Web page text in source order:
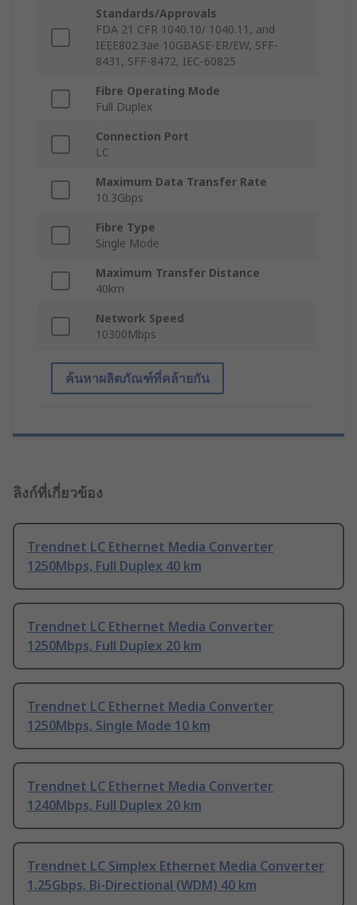
Standards/Approvals
FDA 21 CFR 1040.10/ 1040.11, and
IEEE802.3ae 10GBASE-ER/EW, SFF-
8431, SFF-8472, IEC-60825
Fibre Operating Mode
Full Duplex
Connection Port
LC
Maximum Data Transfer Rate
10.3Gbps
Fibre Type
Single Mode
Maximum Transfer Distance
40km
Network Speed
10300Mbps
ค้นหาผลิตภัณฑ์ที่คล้ายกัน
ลิงก์ที่เกี่ยวข้อง
Trendnet LC Ethernet Media Converter
1250Mbps, Full Duplex 40 km
Trendnet LC Ethernet Media Converter
1250Mbps, Full Duplex 20 km
Trendnet LC Ethernet Media Converter
1250Mbps, Single Mode 10 km
Trendnet LC Ethernet Media Converter
1240Mbps, Full Duplex 20 km
Trendnet LC Simplex Ethernet Media Converter
1.25Gbps, Bi-Directional (WDM) 40 km